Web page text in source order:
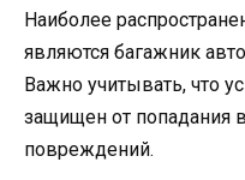
Наиболее
являются багажник
Важно учитывать, что
защищен от попадания
повреждений.